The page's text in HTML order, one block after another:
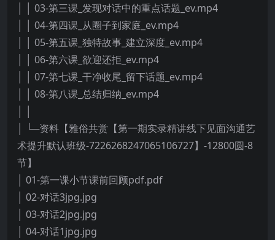
│ │ 03-第三课_发现对话中的重点话题_ev.mp4
│ │ 04-第四课_从圈子到家庭_ev.mp4
│ │ 05-第五课_独特故事_建立深度_ev.mp4
│ │ 06-第六课_欲迎还拒_ev.mp4
│ │ 07-第七课_干净收尾_留下话题_ev.mp4
│ │ 08-第八课_总结归纳_ev.mp4
│ └─资料【雅俗共赏【第一期实录精讲线下见面沟通艺
术提升默认班级-7226268247065106727】-12800圆-8
节】
│ 01-第一课小节课前回顾pdf.pdf
│ 02-对话3jpg.jpg
│ 03-对话2jpg.jpg
│ 04-对话1jpg.jpg